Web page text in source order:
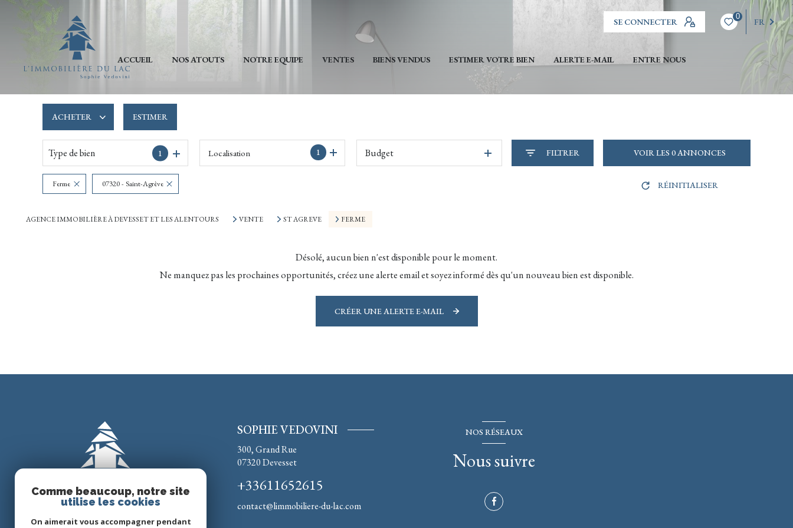
SE CONNECTER
0
FR
ACCUEIL NOS ATOUTS NOTRE EQUIPE VENTES BIENS VENDUS ESTIMER VOTRE BIEN ALERTE E-MAIL ENTRE NOUS
ACHETER
De l'ancien
De l'immo pro
ESTIMER
Type de bien 1 1
Localisation Budget FILTRER VOIR LES 0ANNONCES
Ferme 07320 - Saint-Agrève RÉINITIALISER
AGENCE IMMOBILIÈRE À DEVESSET ET LES ALENTOURS VENTE ST AGREVE FERME
Désolé, aucun bien n'est disponible pour le moment.
Ne manquez pas les prochaines opportunités, créez une alerte email et soyez informé dès qu'un nouveau bien est disponible.
CRÉER UNE ALERTE E-MAIL
SOPHIE VEDOVINI
300, Grand Rue
07320Devesset
+33611652615
contact@limmobiliere-du-lac.com
NOS RÉSEAUX
Nous suivre
Comme beaucoup, notre site
utilise les cookies
On aimerait vous accompagner pendant